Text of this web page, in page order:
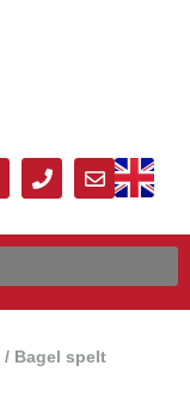
/ Bagel spelt